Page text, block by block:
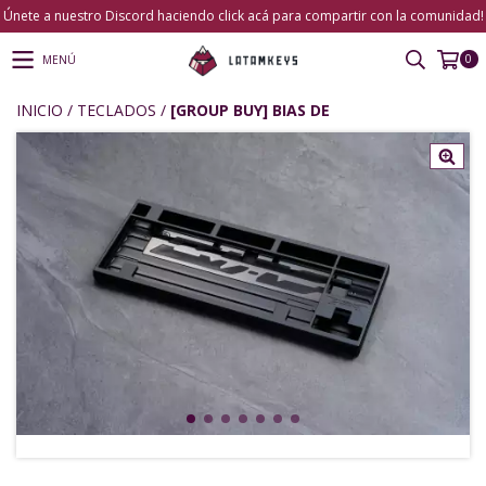
Únete a nuestro Discord haciendo click acá para compartir con la comunidad!
MENÚ 0
INICIO / TECLADOS / [GROUP BUY] BIAS DE